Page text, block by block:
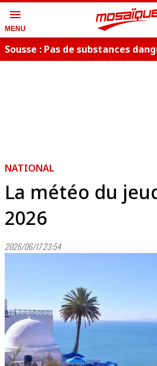
menu
MENU
Sousse : Pas de substances
NATIONAL
La météo du
2026
2026/06/17 23:54